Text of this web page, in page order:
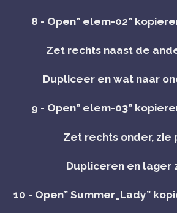
8 - Open” elem-02”
Zet rechts naast de
Dupliceer en wat naar
9 - Open” elem-03”
Zet rechts onder, zie
Dupliceren en lager
10 - Open” Summer_Lady”